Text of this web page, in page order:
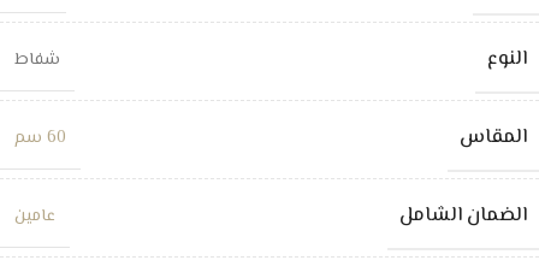
النوع شفاط
المقاس 60 سم
الضمان الشامل عامين